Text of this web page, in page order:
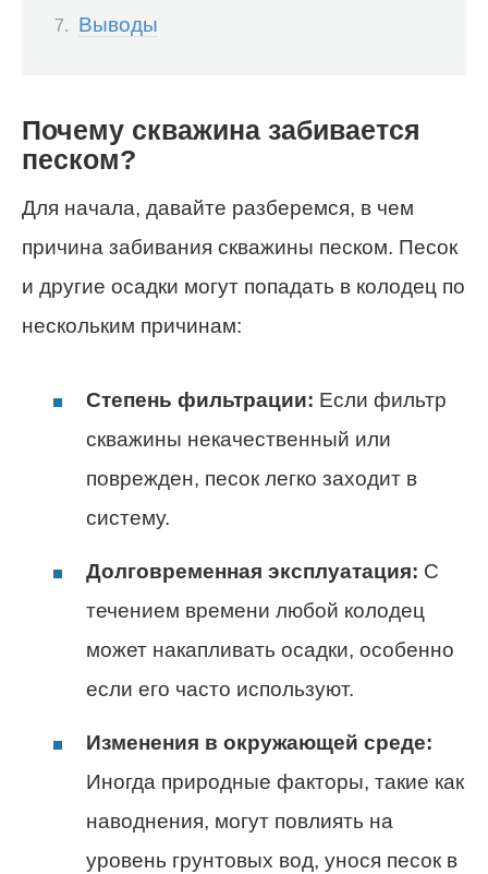
Выводы
Почему скважина забивается
песком?
Для начала, давайте разберемся, в чем
причина забивания скважины песком. Песок
и другие осадки могут попадать в колодец по
нескольким причинам:
Степень фильтрации: Если фильтр
скважины некачественный или
поврежден, песок легко заходит в
систему.
Долговременная эксплуатация: С
течением времени любой колодец
может накапливать осадки, особенно
если его часто используют.
Изменения в окружающей среде:
Иногда природные факторы, такие как
наводнения, могут повлиять на
уровень грунтовых вод, унося песок в